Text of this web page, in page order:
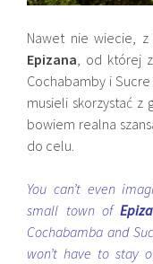
Nawet nie wiecie, z
Epizana, od której
Cochabamby i
musieli skorzystać z
bowiem realna
do celu.
You can’t even
small town of
Cochabamba and
won’t have to stay